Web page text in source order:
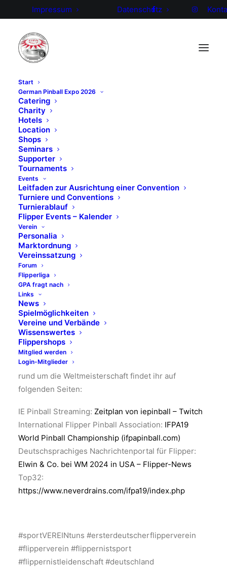
Impressum Datenschutz
Start
German Pinball Expo 2026
Catering
Charity
Hotels
Location
Shops
Seminars
Supporter
Tournaments
Events
Leitfaden zur Ausrichtung einer Convention
Turniere und Conventions
Turnierablauf
Flipper Events – Kalender
Verein
Personalia
Marktordnung
Vereinssatzung
Forum
Flipperliga
GPA fragt nach
Links
News
Spielmöglichkeiten
Vereine und Verbände
Wissenswertes
Flippershops
Mitglied werden
Login-Mitglieder
Die diesjährige Flipper-Weltmeisterschaft findet in
Kalifornien (USA) vom 7.-9. Juni statt – mit dreifacher
deutscher Beteiligung.
Die GPA drückt dem amtierenden Weltmeister
Johannes Ostermeier, Paul Englert und Nico Wicke
die Daumen. Holt den Pokal nach Hause!!
In der Kleinstadt Murietta im Riverside County findet
die Meisterschaft in der neuen Location von Jim
Belsito statt.
Und wir können live dabei sein: IE Pinball streamt die
Veranstaltung und ihr findet den Streaming-Plan
direkt auf Twitch.
Die Infos zum Stream und weitere Informationen
rund um die Weltmeisterschaft findet ihr auf
folgenden Seiten:
IE Pinball Streaming: Zeitplan von iepinball – Twitch
International Flipper Pinball Association: IFPA19
World Pinball Championship (ifpapinball.com)
Deutschsprachiges Nachrichtenportal für Flipper:
Elwin & Co. bei WM 2024 in USA – Flipper-News
Top32:
https://www.neverdrains.com/ifpa19/index.php
#sportVEREINtuns #ersterdeutscherflipperverein
#flipperverein #flippernistsport
#flippernistleidenschaft #deutschland